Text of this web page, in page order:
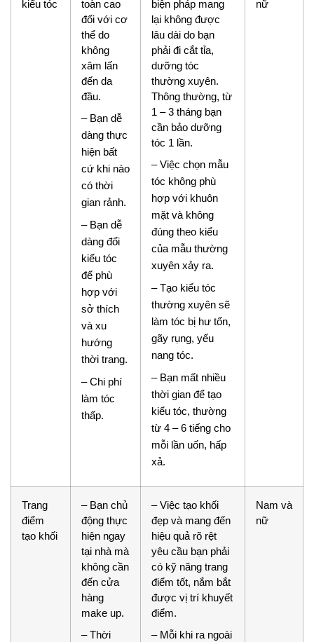
kiểu tóc
toàn cao
đối với cơ
thể do
không
xâm lấn
đến da
đầu.
– Bạn dễ
dàng thực
hiện bất
cứ khi nào
có thời
gian rảnh.
– Bạn dễ
dàng đổi
kiểu tóc
để phù
hợp với
sở thích
và xu
hướng
thời trang.
– Chi phí
làm tóc
thấp.
biện pháp mang
lại không được
lâu dài do bạn
phải đi cắt tỉa,
dưỡng tóc
thường xuyên.
Thông thường, từ
1 – 3 tháng bạn
cần bảo dưỡng
tóc 1 lần.
– Việc chọn mẫu
tóc không phù
hợp với khuôn
mặt và không
đúng theo kiểu
của mẫu thường
xuyên xảy ra.
– Tạo kiểu tóc
thường xuyên sẽ
làm tóc bị hư tổn,
gãy rụng, yếu
nang tóc.
– Bạn mất nhiều
thời gian để tạo
kiểu tóc, thường
từ 4 – 6 tiếng cho
mỗi lần uốn, hấp
xả.
nữ
Trang
điểm
tạo khối
– Bạn chủ
động thực
hiện ngay
tại nhà mà
không cần
đến cửa
hàng
make up.
– Thời
– Việc tạo khối
đẹp và mang đến
hiệu quả rõ rệt
yêu cầu bạn phải
có kỹ năng trang
điểm tốt, nắm bắt
được vị trí khuyết
điểm.
– Mỗi khi ra ngoài
Nam và
nữ